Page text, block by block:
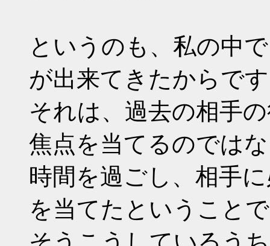
というのも、私の中
が出来てきたからで
それは、過去の相手
焦点を当てるのでは
時間を過ごし、相手
を当てたということ